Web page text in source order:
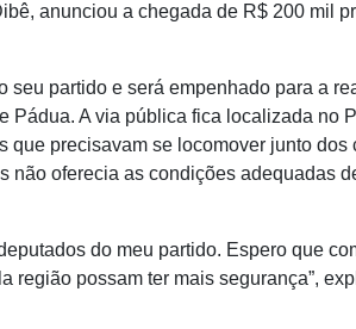
anunciou a chegada de R$ 200 mil
seu partido e será empenhado para a
Pádua. A via pública fica localizada no
que precisavam se locomover junto dos
não oferecia as condições adequadas
do meu partido. Espero que
região possam ter mais segurança”,